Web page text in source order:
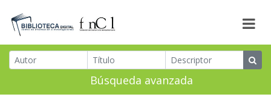
Búsqueda avanzada